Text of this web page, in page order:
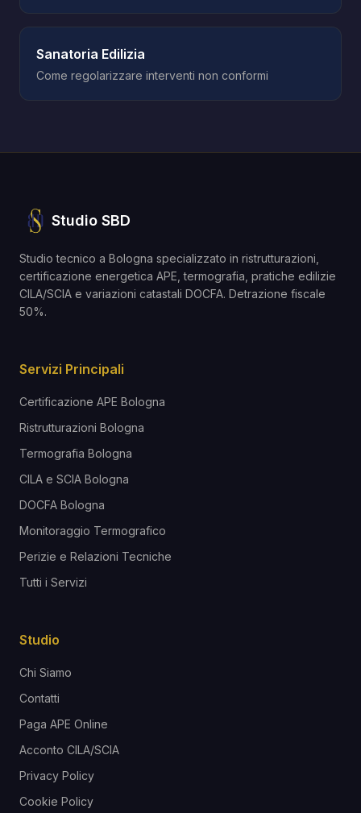
Sanatoria Edilizia
Come regolarizzare interventi non conformi
Studio SBD
Studio tecnico a Bologna specializzato in ristrutturazioni,
certificazione energetica APE, termografia, pratiche edilizie
CILA/SCIA e variazioni catastali DOCFA. Detrazione fiscale
50%.
Servizi Principali
Certificazione APE Bologna
Ristrutturazioni Bologna
Termografia Bologna
CILA e SCIA Bologna
DOCFA Bologna
Monitoraggio Termografico
Perizie e Relazioni Tecniche
Tutti i Servizi
Studio
Chi Siamo
Contatti
Paga APE Online
Acconto CILA/SCIA
Privacy Policy
Cookie Policy